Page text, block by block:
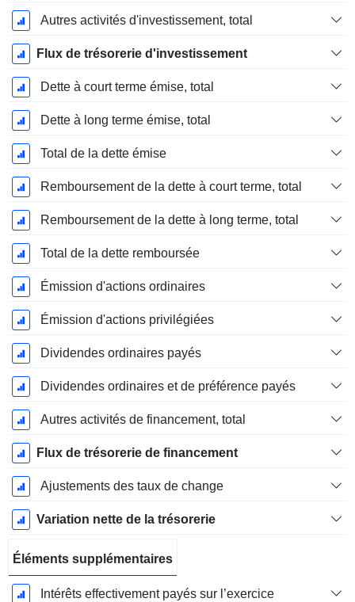
Autres activités d'investissement, total
Flux de trésorerie d'investissement
Dette à court terme émise, total
Dette à long terme émise, total
Total de la dette émise
Remboursement de la dette à court terme, total
Remboursement de la dette à long terme, total
Total de la dette remboursée
Émission d'actions ordinaires
Émission d'actions privilégiées
Dividendes ordinaires payés
Dividendes ordinaires et de préférence payés
Autres activités de financement, total
Flux de trésorerie de financement
Ajustements des taux de change
Variation nette de la trésorerie
Éléments supplémentaires
Intérêts effectivement payés sur l’exercice